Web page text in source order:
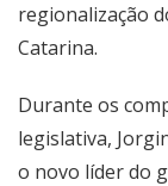
regionalização
Catarina.
Durante os
legislativa,
o novo líder do